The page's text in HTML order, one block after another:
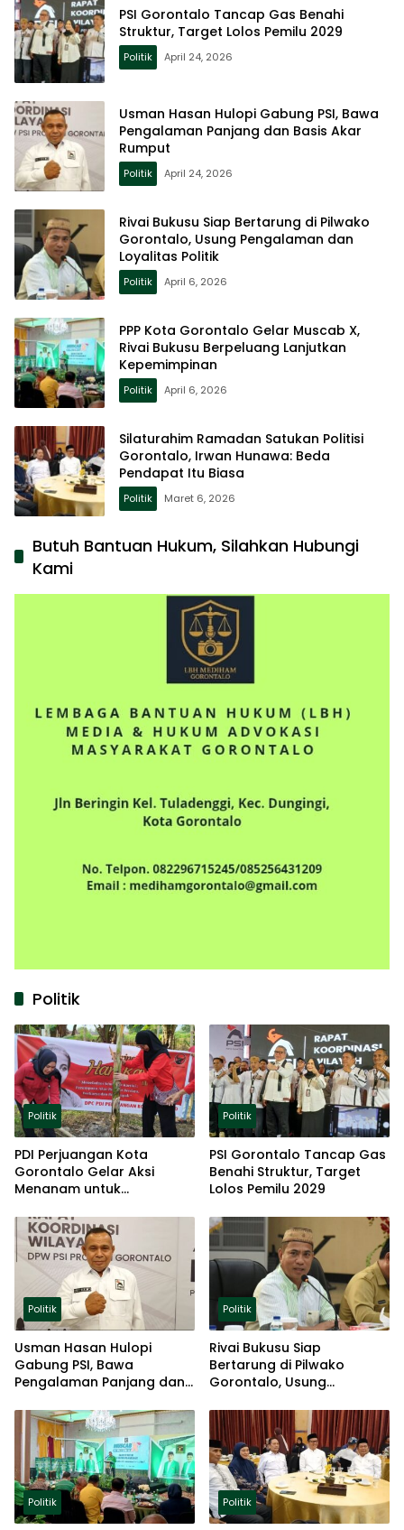
PSI Gorontalo Tancap Gas Benahi
Struktur, Target Lolos Pemilu 2029
Politik April 24, 2026
Usman Hasan Hulopi Gabung PSI, Bawa
Pengalaman Panjang dan Basis Akar
Rumput
Politik April 24, 2026
Rivai Bukusu Siap Bertarung di Pilwako
Gorontalo, Usung Pengalaman dan
Loyalitas Politik
Politik April 6, 2026
PPP Kota Gorontalo Gelar Muscab X,
Rivai Bukusu Berpeluang Lanjutkan
Kepemimpinan
Politik April 6, 2026
Silaturahim Ramadan Satukan Politisi
Gorontalo, Irwan Hunawa: Beda
Pendapat Itu Biasa
Politik Maret 6, 2026
Butuh Bantuan Hukum, Silahkan Hubungi
Kami
Politik
Politik
PDI Perjuangan Kota
Gorontalo Gelar Aksi
Menanam untuk
Politik
PSI Gorontalo Tancap Gas
Benahi Struktur, Target
Lolos Pemilu 2029
Politik
Usman Hasan Hulopi
Gabung PSI, Bawa
Pengalaman Panjang dan
Politik
Rivai Bukusu Siap
Bertarung di Pilwako
Gorontalo, Usung
Politik
Politik Politik